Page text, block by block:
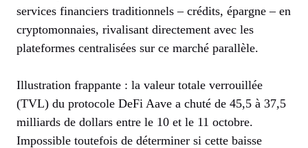
services financiers traditionnels – crédits, épargne – en
cryptomonnaies, rivalisant directement avec les
plateformes centralisées sur ce marché parallèle.
Illustration frappante : la valeur totale verrouillée
(TVL) du protocole DeFi Aave a chuté de 45,5 à 37,5
milliards de dollars entre le 10 et le 11 octobre.
Impossible toutefois de déterminer si cette baisse